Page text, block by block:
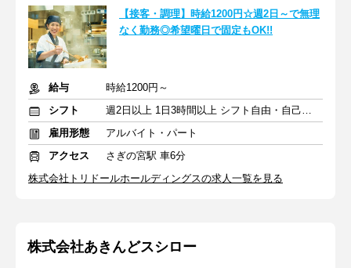
【接客・調理】時給1200円☆週2日～で無理
なく勤務◎希望曜日で固定もOK!!
給与
時給1200円～
シフト
週2日以上 1日3時間以上 シフト自由・自己申告
雇用形態
アルバイト・パート
アクセス
さぎの宮駅 車6分
株式会社トリドールホールディングスの求人一覧を見る
株式会社あきんどスシロー